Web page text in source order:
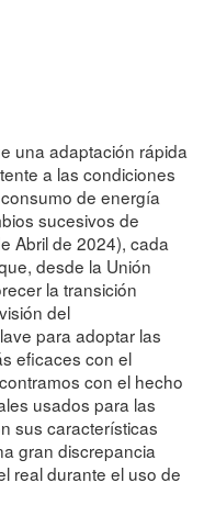
una adaptación rápida
a las condiciones
de energía
sucesivos de
Abril de 2024), cada
desde la Unión
la transición
del
para adoptar las
eficaces con el
con el hecho
usados para las
sus características
gran discrepancia
real durante el uso de